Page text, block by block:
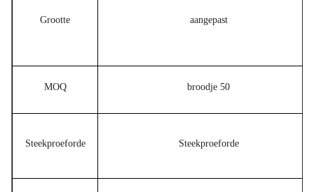
Grootte aangepast
MOQ broodje 50
Steekproeforde Steekproeforde